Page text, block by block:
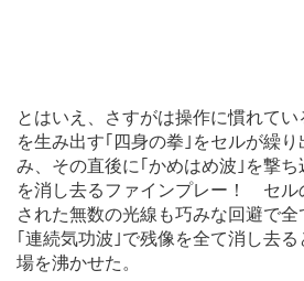
とはいえ、さすがは操作に慣れて
を生み出す｢四身の拳｣をセルが繰
み、その直後に｢かめはめ波｣を撃
を消し去るファインプレー！ セル
された無数の光線も巧みな回避で
｢連続気功波｣で残像を全て消し去
場を沸かせた。